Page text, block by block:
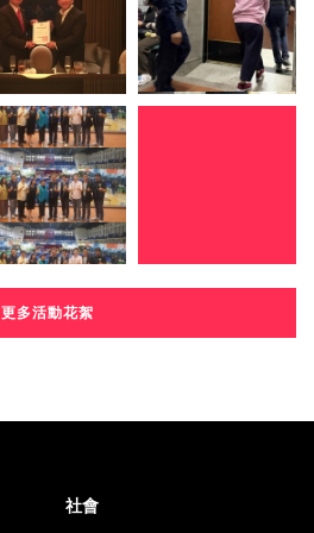
更多活動花絮
社會